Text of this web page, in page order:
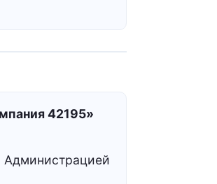
42195»
Администрацией